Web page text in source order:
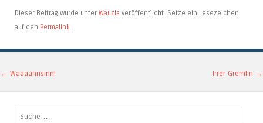
Dieser Beitrag wurde unter Wauzis veröffentlicht. Setze ein Lesezeichen
auf den Permalink.
Artikel-Navigation
← Waaaahnsinn! Irrer Gremlin →
Suchen